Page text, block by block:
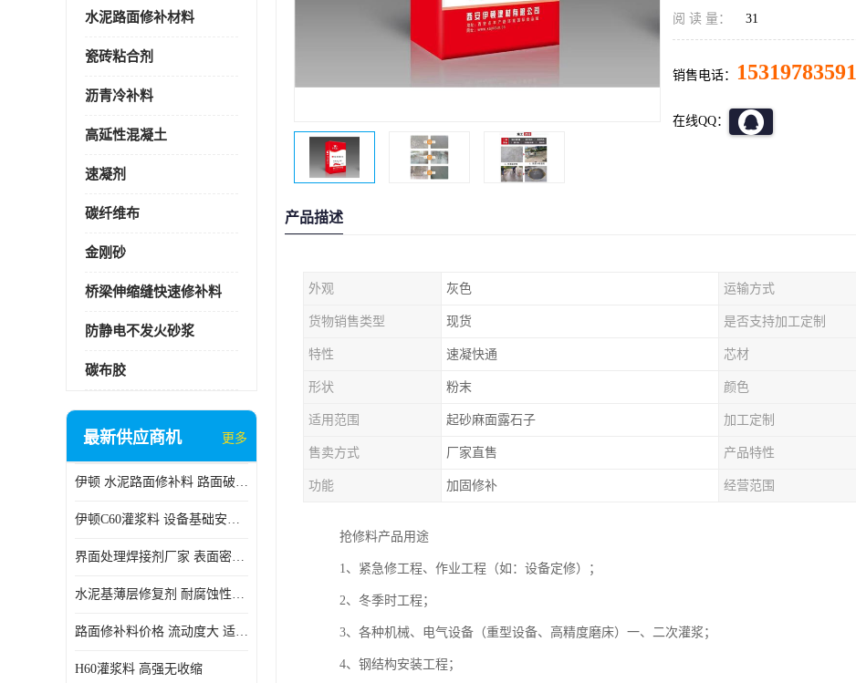
水泥路面修补材料
瓷砖粘合剂
沥青冷补料
高延性混凝土
速凝剂
碳纤维布
金刚砂
桥梁伸缩缝快速修补料
防静电不发火砂浆
碳布胶
最新供应商机 更多
伊顿 水泥路面修补料 路面破损起皮快速修补 2小时通车
伊顿C60灌浆料 设备基础安装 梁柱改造加固二次灌浆料
界面处理焊接剂厂家 表面密实 良好的流动性
水泥基薄层修复剂 耐腐蚀性好 适用范围广
路面修补料价格 流动度大 适用范围广
H60灌浆料 高强无收缩
阅 读 量： 31
销售电话： 15319783591
在线QQ：
产品描述
外观 灰色 运输方式
货物销售类型 现货 是否支持加工定制
特性 速凝快通 芯材
形状 粉末 颜色
适用范围 起砂麻面露石子 加工定制
售卖方式 厂家直售 产品特性
功能 加固修补 经营范围
抢修料产品用途
1、紧急修工程、作业工程（如：设备定修）；
2、冬季时工程；
3、各种机械、电气设备（重型设备、高精度磨床）一、二次灌浆；
4、钢结构安装工程；